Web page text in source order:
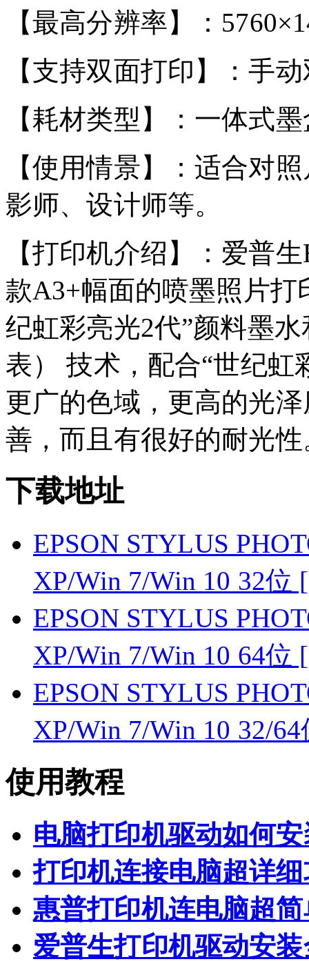
【最高分辨率】：
【支持双面打印】：手
【耗材类型】：一体式
【使用情景】：适合对
影师、设计师等。
【打印机介绍】：爱普
款A3+幅面的喷墨照片打
纪虹彩亮光2代”颜料墨
表） 技术，配合“世纪虹
更广的色域，更高的光
善，而且有很好的耐光性
下载地址
EPSON STYLUS
XP/Win 7/Win 10 32位
EPSON STYLUS
XP/Win 7/Win 10 64位
EPSON STYLUS
XP/Win 7/Win 10 32/
使用教程
电脑打印机驱动如何
打印机连接电脑超详
惠普打印机连电脑超
爱普生打印机驱动安